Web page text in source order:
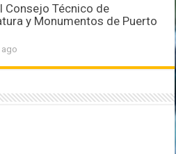
Consejo Técnico de
y Monumentos de Puerto